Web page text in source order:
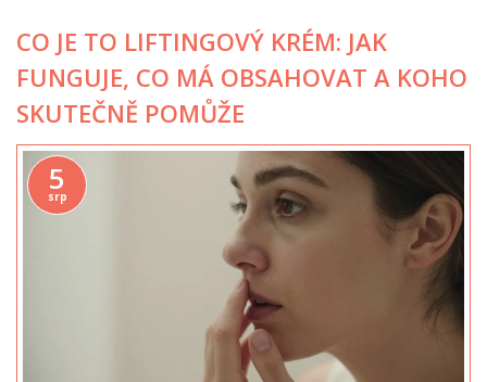
CO JE TO LIFTINGOVÝ KRÉM: JAK
FUNGUJE, CO MÁ OBSAHOVAT A KOHO
SKUTEČNĚ POMŮŽE
5
srp